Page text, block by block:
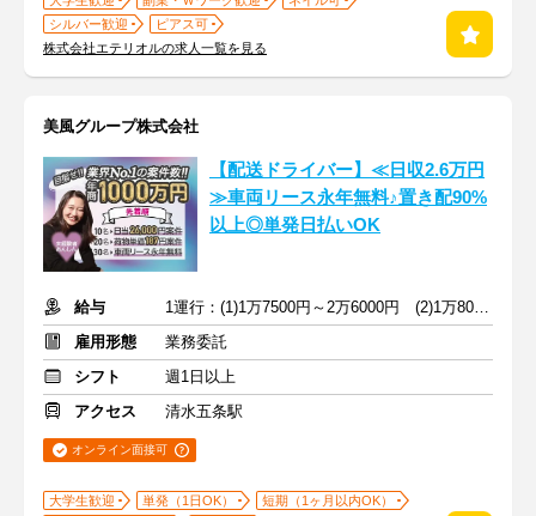
シルバー歓迎
ピアス可
株式会社エテリオルの求人一覧を見る
美風グループ株式会社
【配送ドライバー】≪日収2.6万円
≫車両リース永年無料♪置き配90%
以上◎単発日払いOK
給与
1運行：(1)1万7500円～2万6000円 (2)1万8000円～2万6000円
雇用形態
業務委託
シフト
週1日以上
アクセス
清水五条駅
オンライン面接可
大学生歓迎 単発（1日OK）
短期（1ヶ月以内OK）